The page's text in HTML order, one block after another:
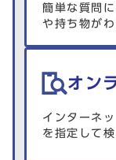
簡単な質問
や持ち物がわ
オン
インターネ
を指定して